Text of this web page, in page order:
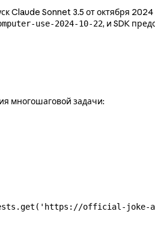
Claude Sonnet 3.5 от октября 2024
use-2024-10-22, и SDK
многошаговой задачи:
official-